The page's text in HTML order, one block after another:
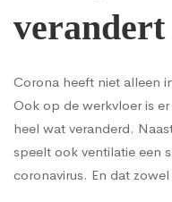
verandert
Corona heeft niet alleen
Ook op de werkvloer is
heel wat veranderd.
speelt ook ventilatie een
coronavirus. En dat